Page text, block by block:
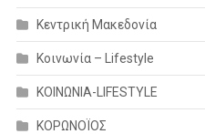
Κεντρική Μακεδονία
Κοινωνία – Lifestyle
ΚΟΙΝΩΝΙΑ-LIFESTYLE
ΚΟΡΩΝΟΪΟΣ